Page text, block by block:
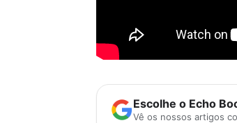
Escolhe o Echo
Vê os nossos artigos